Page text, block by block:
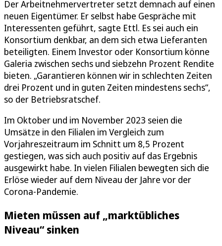
Der Arbeitnehmervertreter setzt demnach auf einen
neuen Eigentümer. Er selbst habe Gespräche mit
Interessenten geführt, sagte Ettl. Es sei auch ein
Konsortium denkbar, an dem sich etwa Lieferanten
beteiligten. Einem Investor oder Konsortium könne
Galeria zwischen sechs und siebzehn Prozent Rendite
bieten. „Garantieren können wir in schlechten Zeiten
drei Prozent und in guten Zeiten mindestens sechs“,
so der Betriebsratschef.
Im Oktober und im November 2023 seien die
Umsätze in den Filialen im Vergleich zum
Vorjahreszeitraum im Schnitt um 8,5 Prozent
gestiegen, was sich auch positiv auf das Ergebnis
ausgewirkt habe. In vielen Filialen bewegten sich die
Erlöse wieder auf dem Niveau der Jahre vor der
Corona-Pandemie.
Mieten müssen auf „marktübliches
Niveau“ sinken